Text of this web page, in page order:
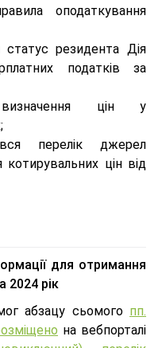
оподаткування
статус резидента Дія
податків за
цін у
перелік джерел
цін від
для отримання
2024 рік
абзацу сьомого пп.
на вебпорталі